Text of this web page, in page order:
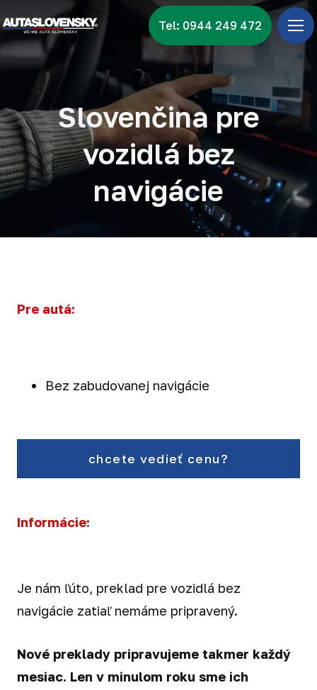
Tel: 0944 249 472
Slovenčina pre
vozidlá bez
navigácie
Pre autá:
Bez zabudovanej navigácie
chcete vedieť cenu?
Informácie:
Je nám ľúto, preklad pre vozidlá bez
navigácie zatiaľ nemáme pripravený.
Nové preklady pripravujeme takmer každý
mesiac. Len v minulom roku sme ich